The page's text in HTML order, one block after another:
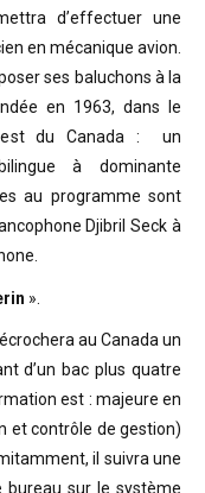
d’effectuer une
en mécanique avion.
ses baluchons à la
en 1963, dans le
du Canada : un
à dominante
au programme sont
Djibril Seck à
».
au Canada un
d’un bac plus quatre
est : majeure en
et contrôle de gestion)
il suivra une
sur le système